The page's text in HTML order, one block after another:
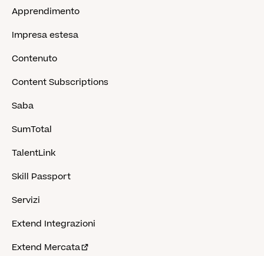
Apprendimento
Impresa estesa
Contenuto
Content Subscriptions
Saba
SumTotal
TalentLink
Skill Passport
Servizi
Extend Integrazioni
Extend Mercata